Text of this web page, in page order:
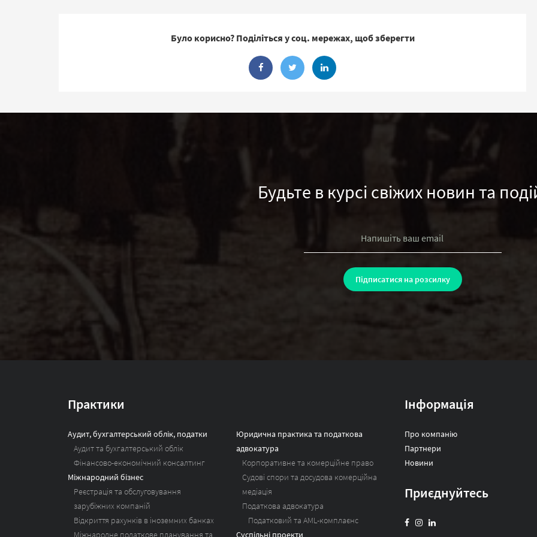
Було корисно? Поділіться у соц. мережах, щоб зберегти
Будьте в курсі свіжих новин та
Практики
Аудит, бухгалтерський облік, податки
Аудит та бухгалтерський облік
Фінансово-економічний консалтинг
Міжнародний бізнес
Реєстрація та обслуговування
зарубіжних компаній
Відкриття рахунків в іноземних банках
Міжнародне податкове планування та
Юридична практика та податкова
адвокатура
Корпоративне та комерційне право
Судові спори та досудова комерційна
медіація
Податкова адвокатура
Податковий та AML-комплаєнс
Суспільні проекти
Інформація
Про компанію
Партнери
Новини
Приєднуйтесь